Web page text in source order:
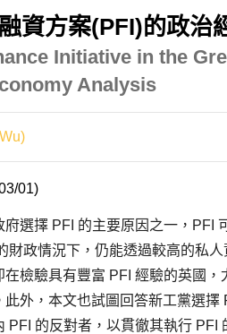
資方案(PFI)的政治
Initiative in the
Analysis
01)
府選擇 PFI 的主要原因之一，PFI
財政情況下，仍能透過較高的私
在檢驗具有豐富 PFI 經驗的英國
此外，本文也試圖回答新工黨選擇
PFI 的反對者，以貫徹其執行 PFI